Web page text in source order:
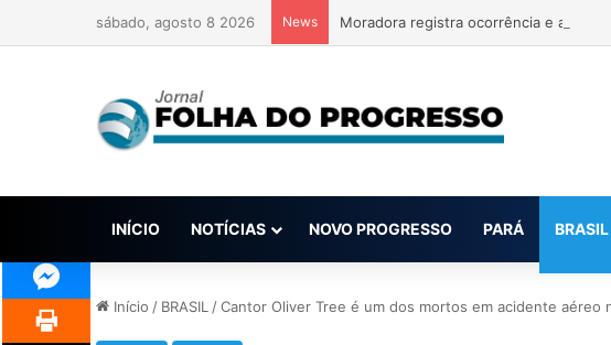
sábado, agosto 8 2026 News Moradora registra ocorrência e acusa
INÍCIO NOTÍCIAS NOVO PROGRESSO PARÁ BRASIL
Início / BRASIL /Cantor Oliver Tree é um dos mortos em acidente aéreo